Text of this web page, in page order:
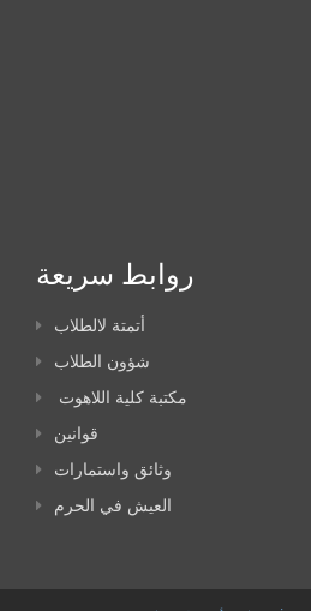
روابط سريعة
أتمتة لالطلاب
شؤون الطلاب
مكتبة كلية اللاهوت
قوانين
وثائق واستمارات
العيش في الحرم